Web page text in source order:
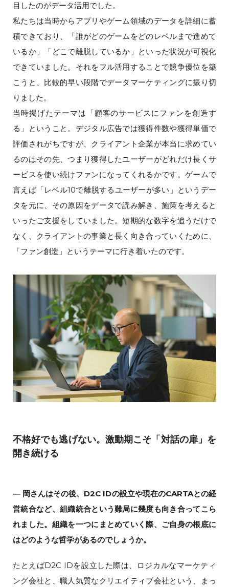
目したのがデータ活用でした。
私たちは当時からアプリやゲーム領域のデータを詳細に蓄
積できており、「誰がどのゲームをどのレベルまで進めて
いるか」「どこで離脱しているか」といった状況が可視化
できていました。それをフル活用することで競争優位を築
こうと、比較的早い段階でデータマーケティングに振り切
りました。
当時掲げたテーマは「顧客のサービスにファンを創造す
る」ということ。デジタル広告では獲得件数や獲得単価で
評価されがちですが、クライアント企業が本当に求めてい
るのはその先、つまり獲得したユーザーがどれだけ長くサ
ービスを使い続けファンになってくれるかです。ゲームで
言えば「レベル10で離脱するユーザーが多い」というデー
タを元に、その原因をデータで読み解き、施策を考えると
いったご支援をしていました。短期的な数字を追うだけで
なく、クライアントの事業と長く向き合っていくために、
「ファン創造」というテーマに行き着いたのです。
不格好でも逃げない。激動期こそ「対話の扉」を
開き続ける
― 岡さんはその後、D2C IDの設立や現在のCARTAとの経
営統合など、組織統合という難局に幾度も向き合ってこら
れました。組織を一つにまとめていく際、ご自身の根底に
はどのような哲学があるのでしょうか。
たとえばD2C IDを設立した際は、ロジカルなマーケティ
ング会社と、職人気質なクリエイティブ会社という、まっ